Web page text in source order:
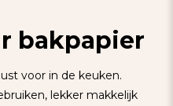
bakpapier
voor in de keuken.
lekker makkelijk